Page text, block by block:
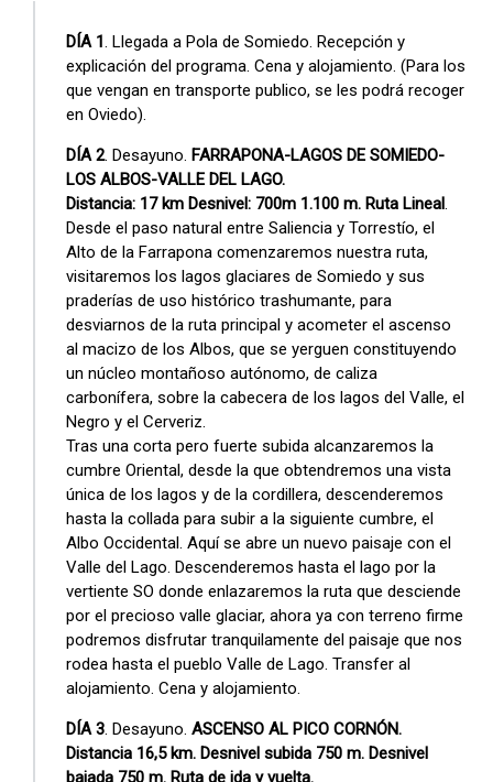
DÍA 1. Llegada a Pola de Somiedo. Recepción y
explicación del programa. Cena y alojamiento. (Para los
que vengan en transporte publico, se les podrá recoger
en Oviedo).
DÍA 2. Desayuno.FARRAPONA-LAGOS DE SOMIEDO-
LOS ALBOS-VALLE DEL LAGO.
Distancia: 17 km Desnivel: 700m 1.100 m. Ruta Lineal.
Desde el paso natural entre Saliencia y Torrestío, el
Alto de la Farrapona comenzaremos nuestra ruta,
visitaremos los lagos glaciares de Somiedo y sus
praderías de uso histórico trashumante, para
desviarnos de la ruta principal y acometer el ascenso
al macizo de los Albos, que se yerguen constituyendo
un núcleo montañoso autónomo, de caliza
carbonífera, sobre la cabecera de los lagos del Valle, el
Negro y el Cerveriz.
Tras una corta pero fuerte subida alcanzaremos la
cumbre Oriental, desde la que obtendremos una vista
única de los lagos y de la cordillera, descenderemos
hasta la collada para subir a la siguiente cumbre, el
Albo Occidental. Aquí se abre un nuevo paisaje con el
Valle del Lago. Descenderemos hasta el lago por la
vertiente SO donde enlazaremos la ruta que desciende
por el precioso valle glaciar, ahora ya con terreno firme
podremos disfrutar tranquilamente del paisaje que nos
rodea hasta el pueblo Valle de Lago. Transfer al
alojamiento. Cena y alojamiento.
DÍA 3. Desayuno.ASCENSO AL PICO CORNÓN.
Distancia 16,5 km. Desnivel subida 750 m. Desnivel
bajada 750 m. Ruta de ida y vuelta.